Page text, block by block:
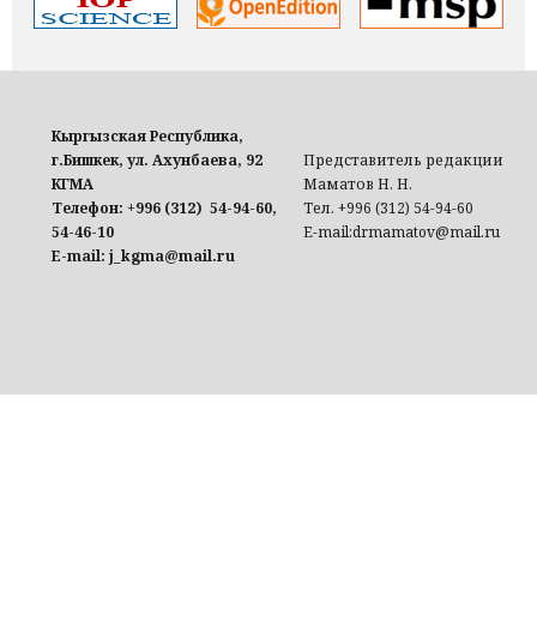
Кыргызская Республика,
г.Бишкек, ул. Ахунбаева, 92
КГМА
Телефон: +996 (312) 54-94-60,
54-46-10
E-mail: j_kgma@mail.ru
Представитель редакции
Маматов Н. Н.
Тел. +996 (312) 54-94-60
E-mail:drmamatov@mail.ru